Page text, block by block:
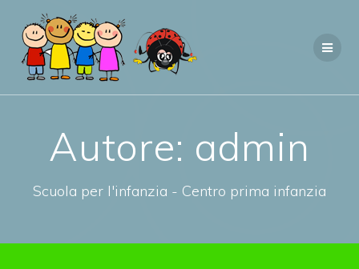
contenuto
Autore: admin
Scuola per l'infanzia - Centro prima infanzia